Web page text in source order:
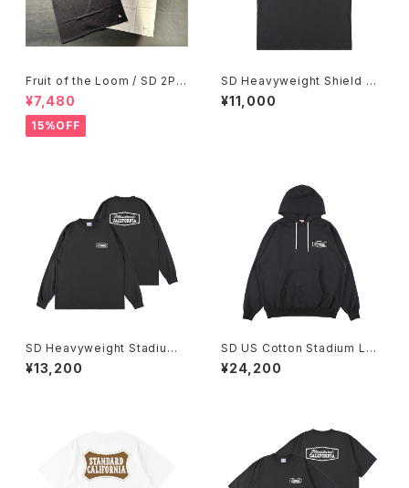
Fruit of the Loom / SD 2Pa
ck T/Awesome ２カラーオリ
ジナルパック
¥7,480
15%OFF
SD Heavyweight Shield Lo
go Pocket T
¥11,000
SD Heavyweight Stadium
Logo LS T
¥13,200
SD US Cotton Stadium Log
o Hood Sweat
¥24,200